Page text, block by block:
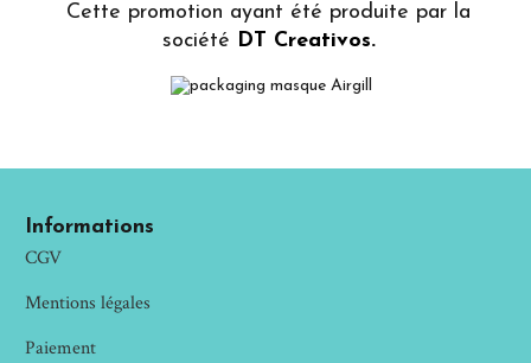
Cette promotion ayant été produite par la
société DT Creativos.
Informations
CGV
Mentions légales
Paiement